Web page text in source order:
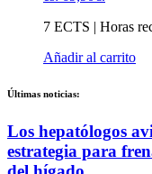
7 ECTS | Horas
Añadir al carrito
Últimas noticias:
Los hepatólogos
estrategia para